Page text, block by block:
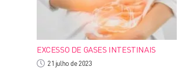
EXCESSO DE GASES INTESTINAIS
21 julho de 2023